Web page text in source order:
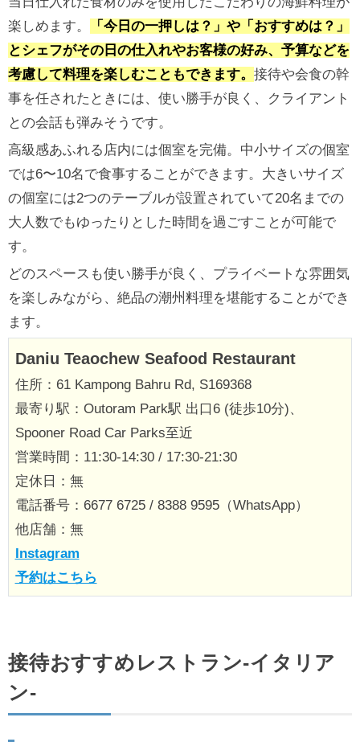
楽しめます。
「今日の一押しは？」や「おすすめは？」
とシェフがその日の仕入れやお客様の好み、予算などを
考慮して料理を楽しむこともできます。 接待や会食の幹
事を任されたときには、使い勝手が良く、クライアント
との会話も弾みそうです。
高級感あふれる店内には個室を完備。中小サイズの個室
では6〜10名で食事することができます。大きいサイズ
の個室には2つのテーブルが設置されていて20名までの
大人数でもゆったりとした時間を過ごすことが可能で
す。
どのスペースも使い勝手が良く、プライベートな雰囲気
を楽しみながら、絶品の潮州料理を堪能することができ
ます。
Daniu Teaochew Seafood Restaurant
住所：61 Kampong Bahru Rd, S169368
最寄り駅：Outoram Park駅 出口6 (徒歩10分)、
Spooner Road Car Parks至近
営業時間：11:30-14:30 / 17:30-21:30
定休日：無
電話番号：6677 6725 / 8388 9595（WhatsApp）
他店舗：無
Instagram
予約はこちら
接待おすすめレストラン‐イタリア
ン‐